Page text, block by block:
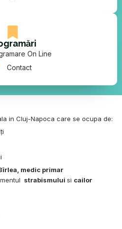
On Line
Contact
in Cluj-Napoca care se ocupa de:
medic primar
strabismului si cailor